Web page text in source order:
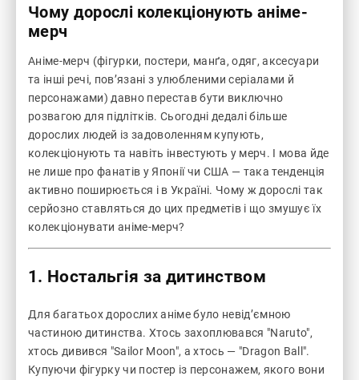
Чому дорослі колекціонують аніме-
мерч
Аніме-мерч (фігурки, постери, манґа, одяг, аксесуари
та інші речі, пов’язані з улюбленими серіалами й
персонажами) давно перестав бути виключно
розвагою для підлітків. Сьогодні дедалі більше
дорослих людей із задоволенням купують,
колекціонують та навіть інвестують у мерч. І мова йде
не лише про фанатів у Японії чи США — така тенденція
активно поширюється і в Україні. Чому ж дорослі так
серйозно ставляться до цих предметів і що змушує їх
колекціонувати аніме-мерч?
1. Ностальгія за дитинством
Для багатьох дорослих аніме було невід’ємною
частиною дитинства. Хтось захоплювався "Naruto",
хтось дивився "Sailor Moon", а хтось — "Dragon Ball".
Купуючи фігурку чи постер із персонажем, якого вони